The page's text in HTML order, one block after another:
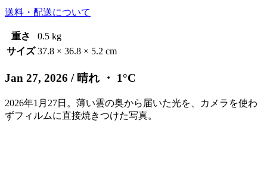
送料・配送について
重さ
0.5 kg
サイズ 37.8 × 36.8 × 5.2 cm
Jan 27, 2026 / 晴れ ・ 1°C
2026年1月27日。薄い雲の奥から届いた光を、カメラを使わ
ずフィルムに直接焼きつけた写真。